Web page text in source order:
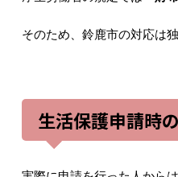
そのため、鈴鹿市の対応は
生活保護申請時